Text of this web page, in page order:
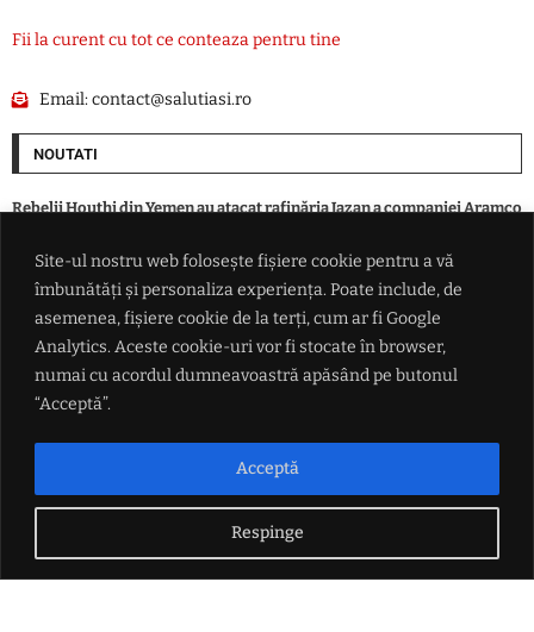
Site-ul nostru web folosește fișiere cookie pentru a vă
îmbunătăți și personaliza experiența. Poate include, de
asemenea, fișiere cookie de la terți, cum ar fi Google
Analytics. Aceste cookie-uri vor fi stocate în browser,
numai cu acordul dumneavoastră apăsând pe butonul
“Acceptă”.
Respinge
Acceptă
Fii la curent cu tot ce conteaza pentru tine
Email:contact@salutiasi.ro
NOUTATI
Rebelii Houthi din Yemen au atacat rafinăria Jazan a companiei Aramco
Iranul avertizează că Strâmtoarea Ormuz va rămâne închisă până când
SUA va accepta "toate condiţiile" puse de Teheran
Rata șomajului din Franța a ajuns la cel mai ridicat nivel din ultimii șase
China se pregătește pentru taifunul Dolphin: peste 1.500 de zboruri